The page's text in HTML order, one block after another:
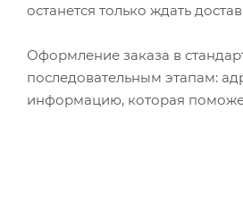
останется только ждать
Оформление заказа в
последовательным этапам:
информацию, которая